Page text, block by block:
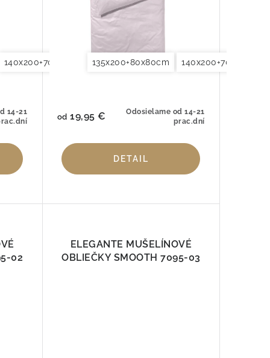
40x40cm Obliečky na vankúše 40x80cm Obliečky na
155x200+80x80cm Obliečky na vankúše 40x40cm
140x200+70x90cm 140x220+70x90cm 155x200+80x80cm
14-21
135x200+80x80cm 140x200+70x90cm
Odosielame od 14-21
prac.dní
od 19,95 €
DETAIL
02
ELEGANTE MUŠELÍNOVÉ
OBLIEČKY SMOOTH 7095-03